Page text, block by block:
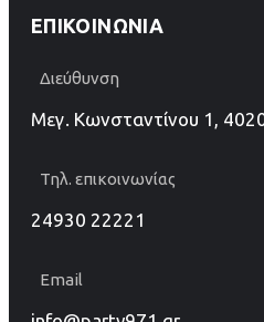
ΕΠΙΚΟΙΝΩΝΊΑ
Διεύθυνση
Μεγ. Κωνσταντίνου 1,
Τηλ. επικοινωνίας
24930 22221
Email